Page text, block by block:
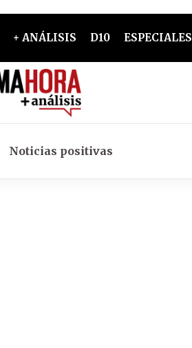
+ ANÁLISIS D10 ESPECIALES
Noticias positivas